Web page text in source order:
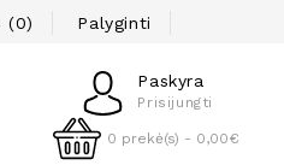
(0) Palyginti
Paskyra
Prisijungti
0 prekė(s) - 0,00€